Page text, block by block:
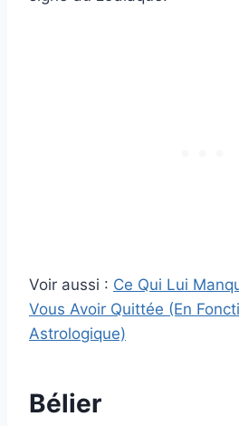
Voir aussi : Ce Qui Lui
Vous Avoir Quittée (En
Astrologique)
Bélier